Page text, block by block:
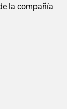
la compañía